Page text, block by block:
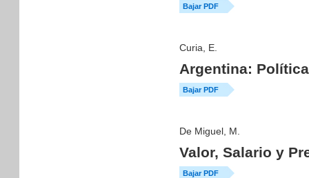
Bajar PDF
Curia, E.
Argentina:
Bajar PDF
De Miguel, M.
Valor, Salario y
Bajar PDF